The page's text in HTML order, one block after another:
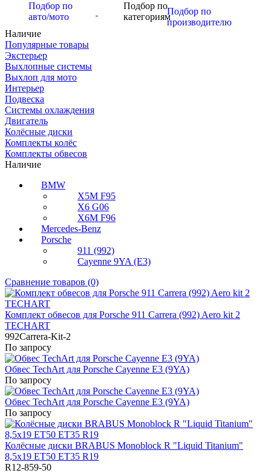
Подбор по
авто/мото
Подбор по
категориям
Подбор по
производителю
Наличие
Популярные товары
Экстерьер
Выхлопные системы
Выхлоп для мото
Интерьер
Подвеска
Системы охлаждения
Двигатель
Колёсные диски
Комплекты колёс
Комплекты обвесов
Наличие
BMW
X5M F95
X6 G06
X6M F96
Mercedes-Benz
Porsche
911 (992)
Cayenne 9YA (E3)
Сравнение товаров (0)
Комплект обвесов для Porsche 911 Carrera (992) Aero kit 2
TECHART
992Carrera-Kit-2
По запросу
Обвес TechArt для Porsche Cayenne E3 (9YA)
По запросу
Обвес TechArt для Porsche Cayenne E3 (9YA)
По запросу
Колёсные диски BRABUS Monoblock R "Liquid Titanium"
8,5x19 ET50 ET35 R19
R12-859-50